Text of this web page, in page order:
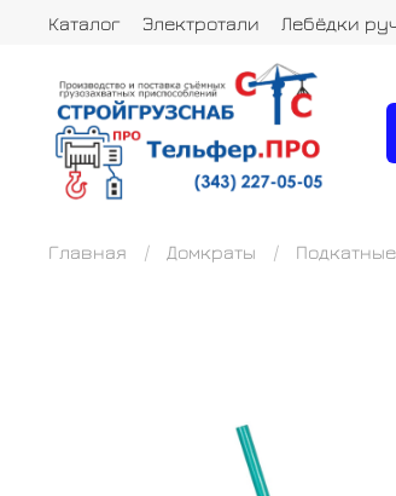
Каталог Электротали Лебёдки
Главная Домкраты